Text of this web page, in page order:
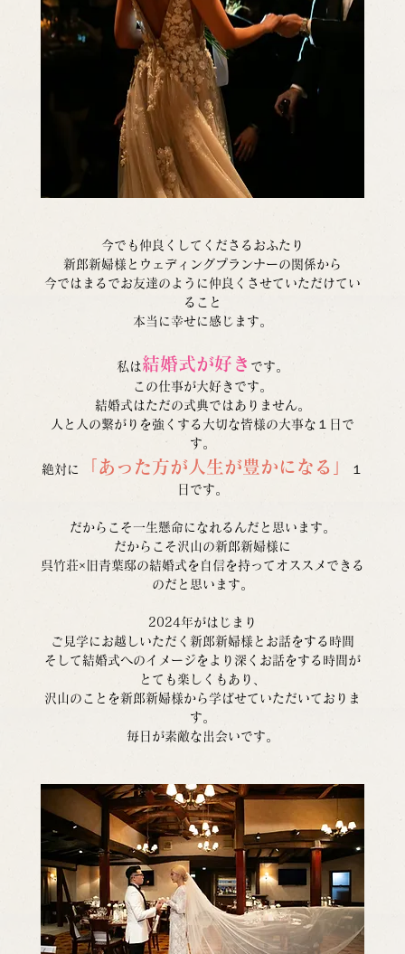
今でも仲良くしてくださるおふたり
新郎新婦様とウェディングプランナーの関係から
今ではまるでお友達のように仲良くさせていただけてい
ること
本当に幸せに感じます。
私は 結婚式が好き です。
この仕事が大好きです。
結婚式はただの式典ではありません。
人と人の繋がりを強くする大切な皆様の大事な１日で
す。
絶対に 「あった方が人生が豊かになる」
１
日です。
だからこそ一生懸命になれるんだと思います。
だからこそ沢山の新郎新婦様に
呉竹荘×旧青葉邸の結婚式を自信を持ってオススメできる
のだと思います。
2024年がはじまり
ご見学にお越しいただく新郎新婦様とお話をする時間
そして結婚式へのイメージをより深くお話をする時間が
とても楽しくもあり、
沢山のことを新郎新婦様から学ばせていただいておりま
す。
毎日が素敵な出会いです。